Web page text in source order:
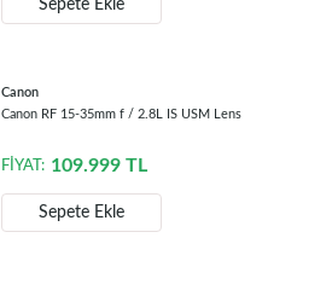
Sepete Ekle
Canon
Canon RF 15-35mm f / 2.8L IS USM Lens
FİYAT: 109.999 TL
Sepete Ekle